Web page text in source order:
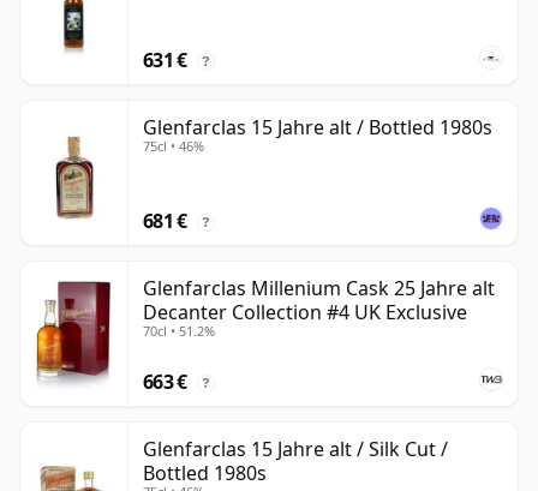
631 € ?
Glenfarclas 15 Jahre alt / Bottled 1980s
75cl • 46%
681 € ?
Glenfarclas Millenium Cask 25 Jahre alt
Decanter Collection #4 UK Exclusive
70cl • 51.2%
663 € ?
Glenfarclas 15 Jahre alt / Silk Cut /
Bottled 1980s